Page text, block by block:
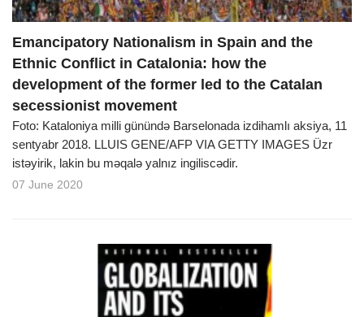
Emancipatory Nationalism in Spain and the
Ethnic Conflict in Catalonia: how the
development of the former led to the Catalan
secessionist movement
Foto: Kataloniya milli günündə Barselonada izdihamlı aksiya, 11
sentyabr 2018. LLUIS GENE/AFP VIA GETTY IMAGES Üzr
istəyirik, lakin bu məqalə yalnız ingiliscədir.
07 June 2020